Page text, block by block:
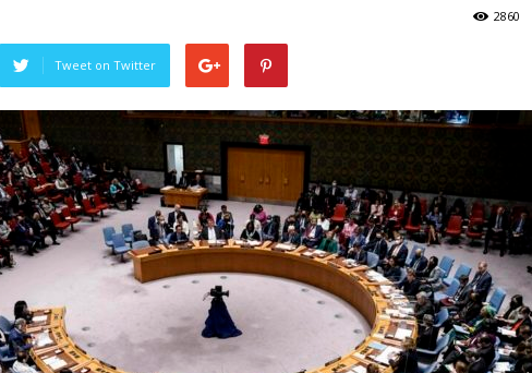
2860
Tweet on Twitter